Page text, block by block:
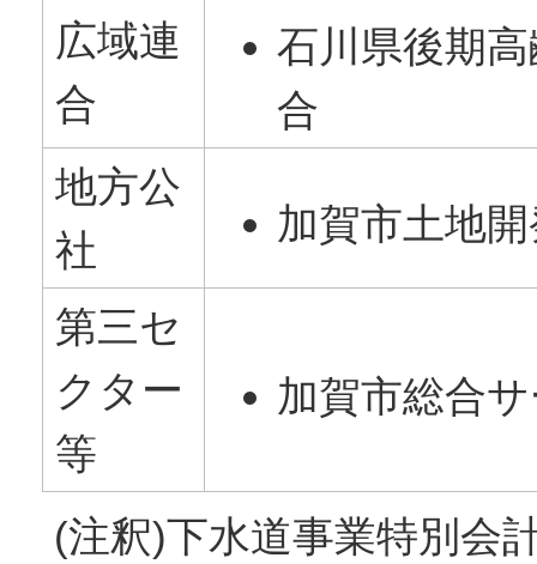
広域連
合
石川県後期
合
地方公
社
加賀市土地
第三セ
クター
等
加賀市総合
(注釈)下水道事業特別会